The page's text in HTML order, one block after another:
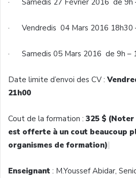
· Vendredis 04 Mars 2016 18h30
· Samedis 05 Mars 2016 de 9h –
Date limite d’envoi des CV :
21h00
Cout de la formation : 325 $ (Noter
est offerte à un cout beaucoup
organismes de formation)
Enseignant : M.YoussefAbidar,